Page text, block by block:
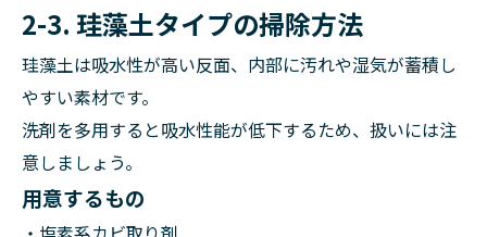
2-3. 珪藻土タイプの掃除方法
珪藻土は吸水性が高い反面、内部に汚れや湿気が蓄積し
やすい素材です。
洗剤を多用すると吸水性能が低下するため、扱いには注
意しましょう。
用意するもの